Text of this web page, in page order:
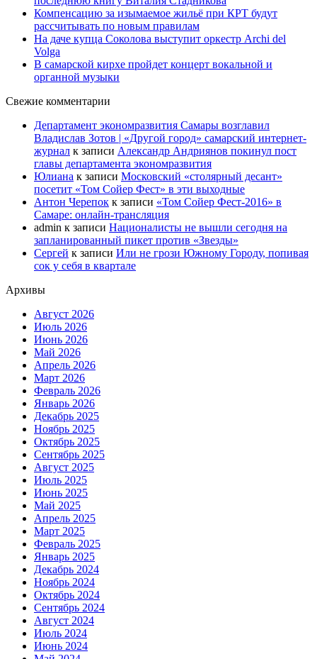
Компенсацию за изымаемое жильё при КРТ будут
рассчитывать по новым правилам
На даче купца Соколова выступит оркестр Archi del
Volga
В самарской кирхе пройдет концерт вокальной и
органной музыки
Свежие комментарии
Департамент экономразвития Самары возглавил
Владислав Зотов | «Другой город» самарский интернет-
журнал к записи Александр Андриянов покинул пост
главы департамента экономразвития
Юлиана к записи Московский «столярный десант»
посетит «Том Сойер Фест» в эти выходные
Антон Черепок к записи «Том Сойер Фест-2016» в
Самаре: онлайн-трансляция
admin к записи Националисты не вышли сегодня на
запланированный пикет против «Звезды»
Сергей к записи Или не грози Южному Городу, попивая
сок у себя в квартале
Архивы
Август 2026
Июль 2026
Июнь 2026
Май 2026
Апрель 2026
Март 2026
Февраль 2026
Январь 2026
Декабрь 2025
Ноябрь 2025
Октябрь 2025
Сентябрь 2025
Август 2025
Июль 2025
Июнь 2025
Май 2025
Апрель 2025
Март 2025
Февраль 2025
Январь 2025
Декабрь 2024
Ноябрь 2024
Октябрь 2024
Сентябрь 2024
Август 2024
Июль 2024
Июнь 2024